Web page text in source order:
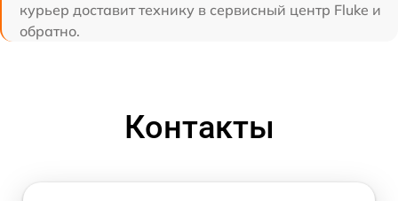
курьер доставит технику в сервисный центр Fluke и
обратно.
Контакты